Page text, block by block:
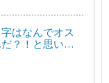
はなんでオス
だ？！と思い…